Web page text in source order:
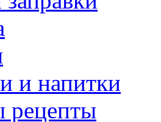
и напитки